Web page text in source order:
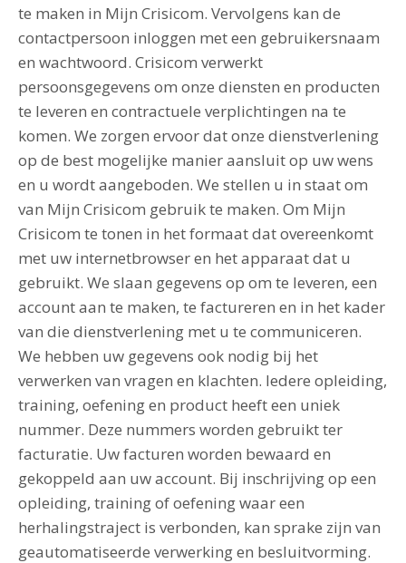
te maken in Mijn Crisicom. Vervolgens kan de
contactpersoon inloggen met een gebruikersnaam
en wachtwoord. Crisicom verwerkt
persoonsgegevens om onze diensten en producten
te leveren en contractuele verplichtingen na te
komen. We zorgen ervoor dat onze dienstverlening
op de best mogelijke manier aansluit op uw wens
en u wordt aangeboden. We stellen u in staat om
van Mijn Crisicom gebruik te maken. Om Mijn
Crisicom te tonen in het formaat dat overeenkomt
met uw internetbrowser en het apparaat dat u
gebruikt. We slaan gegevens op om te leveren, een
account aan te maken, te factureren en in het kader
van die dienstverlening met u te communiceren.
We hebben uw gegevens ook nodig bij het
verwerken van vragen en klachten. Iedere opleiding,
training, oefening en product heeft een uniek
nummer. Deze nummers worden gebruikt ter
facturatie. Uw facturen worden bewaard en
gekoppeld aan uw account. Bij inschrijving op een
opleiding, training of oefening waar een
herhalingstraject is verbonden, kan sprake zijn van
geautomatiseerde verwerking en besluitvorming.